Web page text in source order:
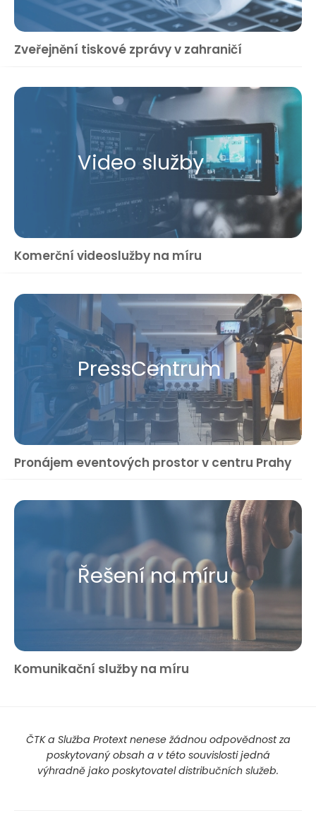
Zveřejnění tiskové zprávy v zahraničí
Video služby
Komerční videoslužby na míru
Press​Centrum
Pronájem eventových prostor v centru Prahy
Řešení na míru
Komunikační služby na míru
ČTK a Služba Protext nenese žádnou odpovědnost za
poskytovaný obsah a v této souvislosti jedná
výhradně jako poskytovatel distribučních služeb.